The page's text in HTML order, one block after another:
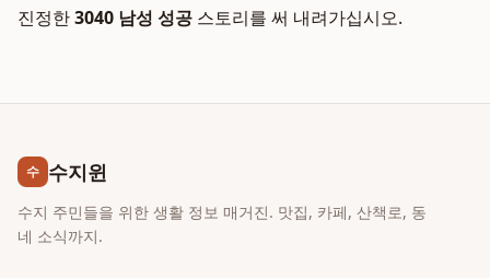
진정한3040 남성 성공 스토리를 써 내려가십시오.
수 수지윈
수지 주민들을 위한 생활 정보 매거진. 맛집, 카페, 산책로, 동
네 소식까지.